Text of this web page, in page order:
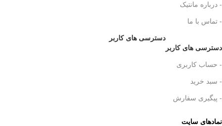
- درباره مانتیک
- تماس با ما
دسترسی های کاربر
دسترسی های کاربر
- حساب کاربری
- سبد خرید
- پیگیری سفارش
نمادهای سایت